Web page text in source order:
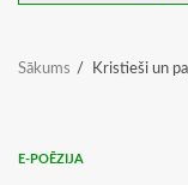
Sākums Kristieši un
E-POĒZIJA